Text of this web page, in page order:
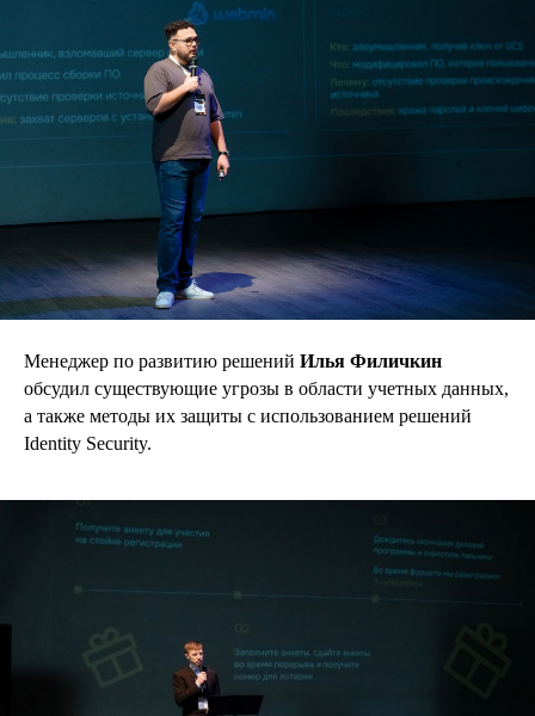
Менеджер по развитию решений Илья Филичкин
обсудил существующие угрозы в области учетных данных,
а также методы их защиты с использованием решений
Identity Security.